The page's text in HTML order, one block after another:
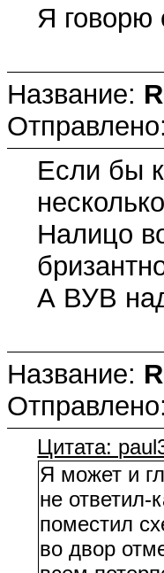
Я
Название:
Отправлено:
Если бы
Налицо
А ВУВ
Название:
Отправлено:
Цитата:
Я может и
не ответил-
поместил
во двор